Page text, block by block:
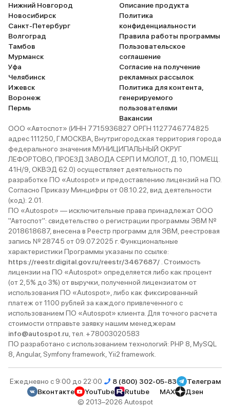
Нижний Новгород
Новосибирск
Санкт-Петербург
Волгоград
Тамбов
Мурманск
Уфа
Челябинск
Ижевск
Воронеж
Пермь
Описание продукта
Политика
конфиденциальности
Правила работы программы
Пользовательское
соглашение
Согласие на получение
рекламных рассылок
Политика для контента,
генерируемого
пользователями
Вакансии
ООО «Автоспот» (ИНН 7715936827 ОРГН 1127746774825
адрес 111250, Г.МОСКВА, Внутригородская территория города
федерального значения МУНИЦИПАЛЬНЫЙ ОКРУГ
ЛЕФОРТОВО, ПРОЕЗД ЗАВОДА СЕРП И МОЛОТ, Д. 10, ПОМЕЩ.
41Н/9, ОКВЭД 62.0) осуществляет деятельность по
разработке ПО «Autospot» и предоставлению лицензий на ПО.
Согласно Приказу Минцифры от 08.10.22, вид деятельности
(код): 2.01.
ПО «Autospot» — исключительные права принадлежат ООО
"Автоспот": свидетельство о регистрации программы ЭВМ №
2018618687, внесена в Реестр программ для ЭВМ, реестровая
запись № 28745 от 09.07.2025 г. Функциональные
характеристики Программы указаны по ссылке:
https://reestr.digital.gov.ru/reestr/3467687/ . Стоимость
лицензии на ПО «Autospot» определяется либо как процент
(от 2,5% до 3%) от выручки, полученной лицензиатом от
использования ПО «Autospot», либо как фиксированный
платеж от 1100 рублей за каждого привлеченного с
использованием ПО «Autospot» клиента. Для точного расчета
стоимости отправьте заявку нашим менеджерам
info@autospot.ru , тел. +78003020583
ПО разработано с использованием технологий: PHP 8, MySQL
8, Angular, Symfony framework, Yii2 framework.
Ежедневно с 9:00 до 22:00 8 (800) 302-05-83
Телеграм
Вконтакте
YouTube Rutube MAX
Дзен
© 2013–2026 Autospot